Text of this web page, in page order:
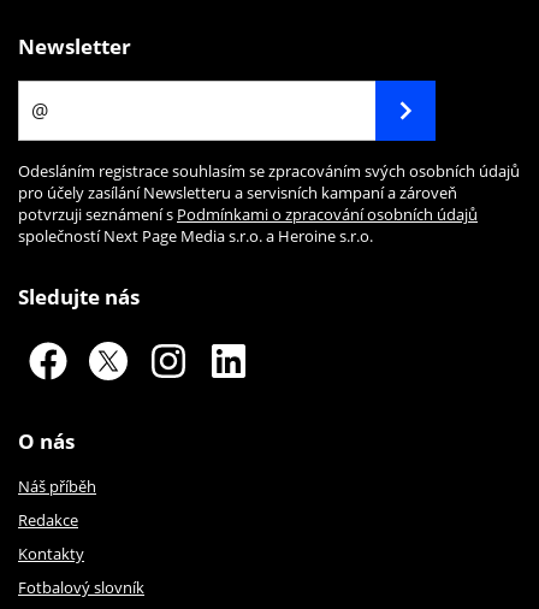
Newsletter
Odesláním registrace souhlasím se zpracováním svých osobních údajů
pro účely zasílání Newsletteru a servisních kampaní a zároveň
potvrzuji seznámení s Podmínkami o zpracování osobních údajů
společností Next Page Media s.r.o. a Heroine s.r.o.
Sledujte nás
O nás
Náš příběh
Redakce
Kontakty
Fotbalový slovník